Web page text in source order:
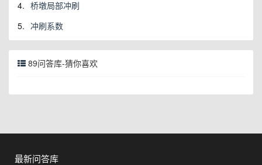
4. 桥墩局部冲刷
5. 冲刷系数
89问答库-猜你喜欢
最新问答库